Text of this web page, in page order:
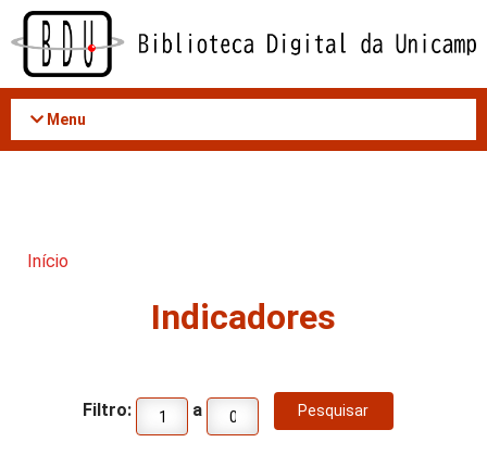
Acessar
conteúdo
Menu
Início
Indicadores
Filtro: a